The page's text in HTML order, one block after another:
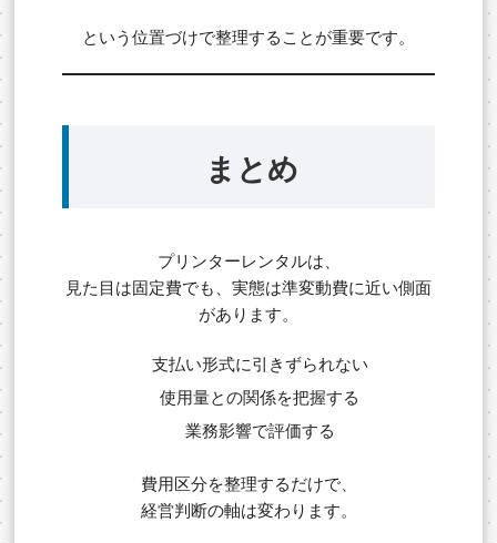
という位置づけで整理することが重要です。
まとめ
プリンターレンタルは、
見た目は固定費でも、実態は準変動費に近い側面
があります。
支払い形式に引きずられない
使用量との関係を把握する
業務影響で評価する
費用区分を整理するだけで、
経営判断の軸は変わります。